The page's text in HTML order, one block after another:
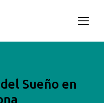
Sueño en